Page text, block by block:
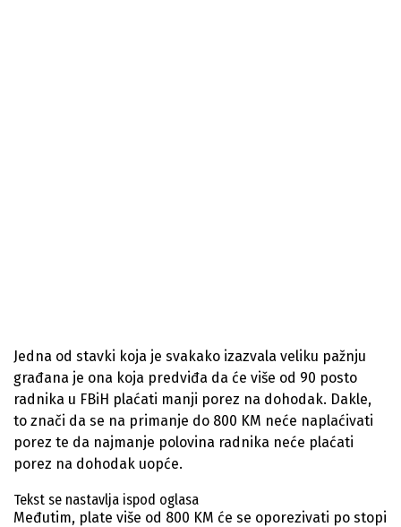
Jedna od stavki koja je svakako izazvala veliku pažnju
građana je ona koja predviđa da će više od 90 posto
radnika u FBiH plaćati manji porez na dohodak. Dakle,
to znači da se na primanje do 800 KM neće naplaćivati
porez te da najmanje polovina radnika neće plaćati
porez na dohodak uopće.
Tekst se nastavlja ispod oglasa
Međutim, plate više od 800 KM će se oporezivati po stopi